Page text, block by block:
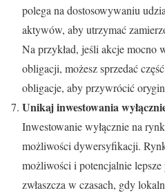
polega na dostosowywaniu
aktywów, aby utrzymać
Na przykład, jeśli akcje mocno
obligacji, możesz sprzedać
obligacje, aby przywrócić
Unikaj inwestowania
Inwestowanie wyłącznie na
możliwości dywersyfikacji.
możliwości i potencjalnie
zwłaszcza w czasach, gdy